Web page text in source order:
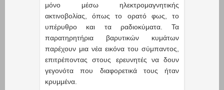
μόνο μέσω ηλεκτρομαγνητικής
ακτινοβολίας, όπως το ορατό φως, το
υπέρυθρο και τα ραδιοκύματα. Τα
παρατηρητήρια βαρυτικών κυμάτων
παρέχουν μια νέα εικόνα του σύμπαντος,
επιτρέποντας στους ερευνητές να δουν
γεγονότα που διαφορετικά τους ήταν
κρυμμένα.